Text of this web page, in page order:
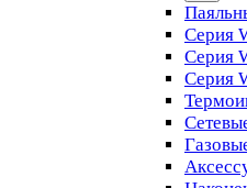
Серия
Серия
Серия